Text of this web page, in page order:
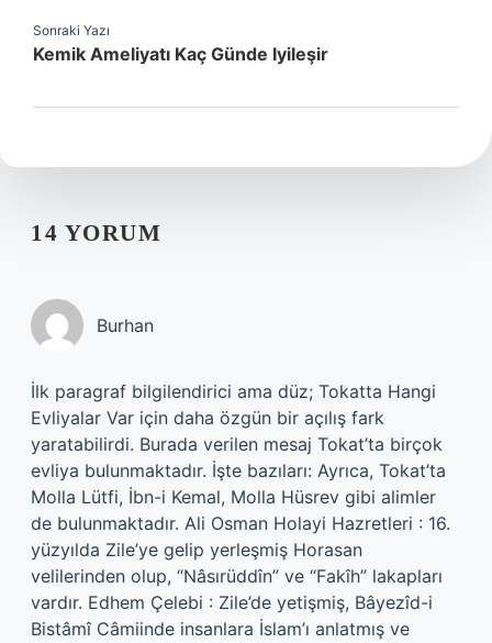
Sonraki Yazı
Kemik Ameliyatı Kaç Günde Iyileşir
14 YORUM
Burhan
İlk paragraf bilgilendirici ama düz; Tokatta Hangi
Evliyalar Var için daha özgün bir açılış fark
yaratabilirdi. Burada verilen mesaj Tokat’ta birçok
evliya bulunmaktadır. İşte bazıları: Ayrıca, Tokat’ta
Molla Lütfi, İbn-i Kemal, Molla Hüsrev gibi alimler
de bulunmaktadır. Ali Osman Holayi Hazretleri : 16.
yüzyılda Zile’ye gelip yerleşmiş Horasan
velilerinden olup, “Nâsırüddîn” ve “Fakîh” lakapları
vardır. Edhem Çelebi : Zile’de yetişmiş, Bâyezîd-i
Bistâmî Câmiinde insanlara İslam’ı anlatmış ve